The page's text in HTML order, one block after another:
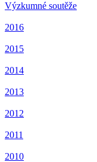
Výzkumné soutěže
2016
2015
2014
2013
2012
2011
2010